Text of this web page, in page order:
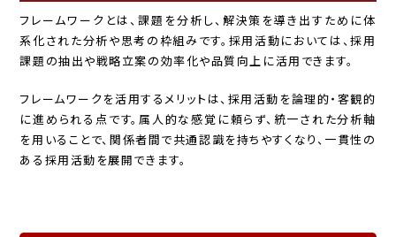
フレームワークとは、課題を分析し、解決策を導き出すために体
系化された分析や思考の枠組みです。採用活動においては、採用
課題の抽出や戦略立案の効率化や品質向上に活用できます。
フレームワークを活用するメリットは、採用活動を論理的・客観的
に進められる点です。属人的な感覚に頼らず、統一された分析軸
を用いることで、関係者間で共通認識を持ちやすくなり、一貫性の
ある採用活動を展開できます。